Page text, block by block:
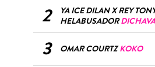
2
YA ICE DILAN X REY
HELABUSADOR
3 OMAR COURTZKOKO